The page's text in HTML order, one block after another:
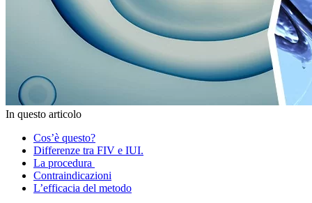
In questo articolo
Cos’è questo?
Differenze tra FIV e IUI.
La procedura
Contraindicazioni
L’efficacia del metodo